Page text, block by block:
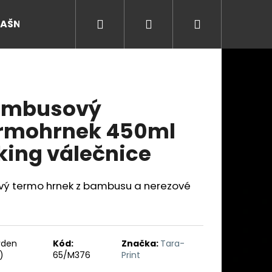
Přihlášení
450ml
válečnice
termo hrnek z bambusu a nerezové
Kód:
65/M376
Značka: Tara-
Print
Následující